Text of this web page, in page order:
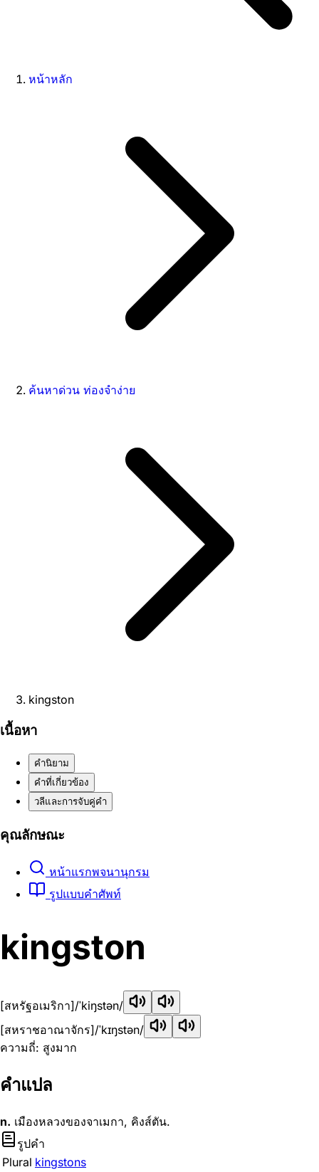
หน้าหลัก
ค้นหาด่วน ท่องจำง่าย
kingston
เนื้อหา
คำนิยาม
คำที่เกี่ยวข้อง
วลีและการจับคู่คำ
คุณลักษณะ
หน้าแรกพจนานุกรม
รูปแบบคำศัพท์
kingston
[สหรัฐอเมริกา]/ˈkiŋstən/
[สหราชอาณาจักร]/ˈkɪŋstən/
ความถี่: สูงมาก
คำแปล
n. เมืองหลวงของจาเมกา, คิงส์ตัน.
รูปคำ
Plural kingstons